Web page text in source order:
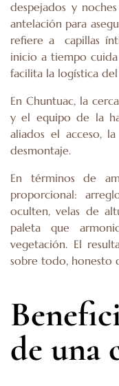
despejados y
antelación para
refiere a capillas
inicio a tiempo
facilita la logística
En Chuntuac, la
y el equipo de la
aliados el acceso,
desmontaje.
En términos de
proporcional:
oculten, velas de
paleta que
vegetación. El
sobre todo, honesto
de una